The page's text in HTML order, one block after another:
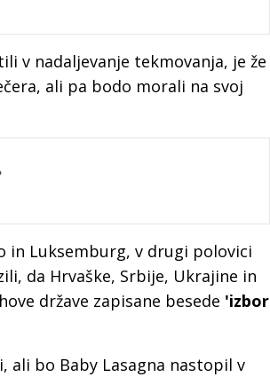
v nadaljevanje tekmovanja, je že
ali pa bodo morali na svoj
in Luksemburg, v drugi polovici
da Hrvaške, Srbije, Ukrajine in
države zapisane besede 'izbor
ali bo Baby Lasagna nastopil v